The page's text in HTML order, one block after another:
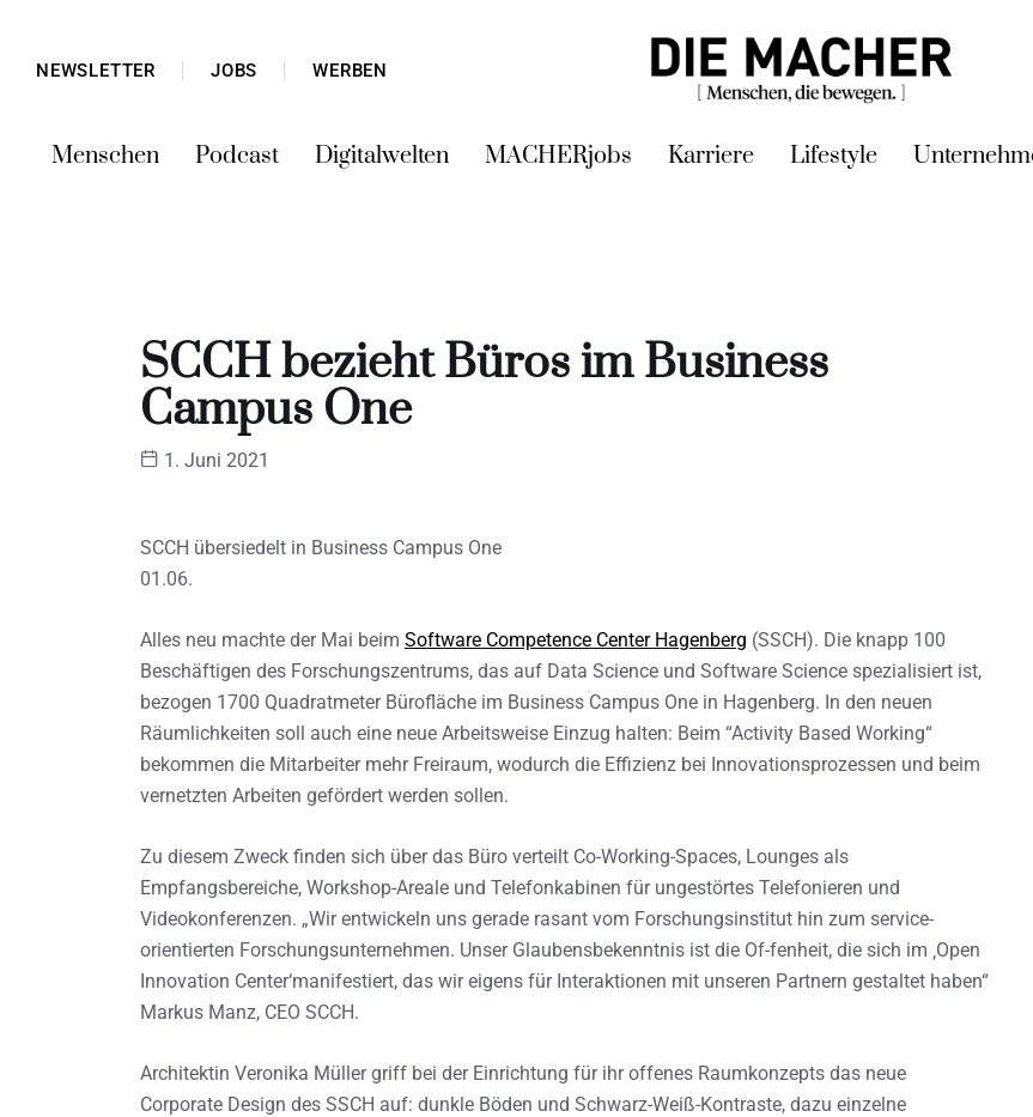
NEWSLETTER JOBS WERBEN
Menschen Podcast Digitalwelten MACHERjobs Karriere Lifestyle
SCCH bezieht Büros im Business
Campus One
1. Juni 2021
SCCH übersiedelt in Business Campus One
01.06.
Alles neu machte der Mai beim Software Competence Center Hagenberg (SSCH). Die knapp 100
Beschäftigen des Forschungszentrums, das auf Data Science und Software Science spezialisiert ist,
bezogen 1700 Quadratmeter Bürofläche im Business Campus One in Hagenberg. In den neuen
Räumlichkeiten soll auch eine neue Arbeitsweise Einzug halten: Beim “Activity Based Working“
bekommen die Mitarbeiter mehr Freiraum, wodurch die Effizienz bei Innovationsprozessen und beim
vernetzten Arbeiten gefördert werden sollen.
Zu diesem Zweck finden sich über das Büro verteilt Co-Working-Spaces, Lounges als
Empfangsbereiche, Workshop-Areale und Telefonkabinen für ungestörtes Telefonieren und
Videokonferenzen. „Wir entwickeln uns gerade rasant vom Forschungsinstitut hin zum service-
orientierten Forschungsunternehmen. Unser Glaubensbekenntnis ist die Of-fenheit, die sich im ‚Open
Innovation Center‘manifestiert, das wir eigens für Interaktionen mit unseren Partnern gestaltet haben“
Markus Manz, CEO SCCH.
Architektin Veronika Müller griff bei der Einrichtung für ihr offenes Raumkonzepts das neue
Corporate Design des SSCH auf: dunkle Böden und Schwarz-Weiß-Kontraste, dazu einzelne